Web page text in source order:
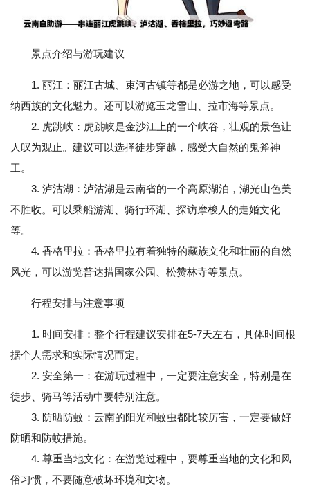
景点介绍与游玩建议
1. 丽江：丽江古城、束河古镇等都是必游之地，可以感受
纳西族的文化魅力。还可以游览玉龙雪山、拉市海等景点。
2. 虎跳峡：虎跳峡是金沙江上的一个峡谷，壮观的景色让
人叹为观止。建议可以选择徒步穿越，感受大自然的鬼斧神
工。
3. 泸沽湖：泸沽湖是云南省的一个高原湖泊，湖光山色美
不胜收。可以乘船游湖、骑行环湖、探访摩梭人的走婚文化
等。
4. 香格里拉：香格里拉有着独特的藏族文化和壮丽的自然
风光，可以游览普达措国家公园、松赞林寺等景点。
行程安排与注意事项
1. 时间安排：整个行程建议安排在5-7天左右，具体时间根
据个人需求和实际情况而定。
2. 安全第一：在游玩过程中，一定要注意安全，特别是在
徒步、骑马等活动中要特别注意。
3. 防晒防蚊：云南的阳光和蚊虫都比较厉害，一定要做好
防晒和防蚊措施。
4. 尊重当地文化：在游览过程中，要尊重当地的文化和风
俗习惯，不要随意破坏环境和文物。